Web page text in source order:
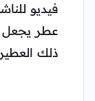
فيديو
عطر يجعل
ذلك